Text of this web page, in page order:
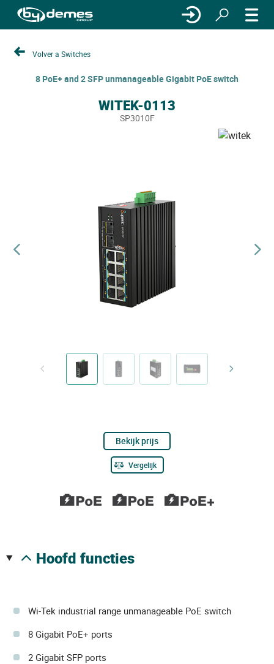
Volver a Switches
8 PoE+ and 2 SFP unmanageable Gigabit PoE switch
WITEK-0113
SP3010F
Bekijk prijs
Vergelijk
hoofd functies
Wi-Tek industrial range unmanageable PoE switch
8 Gigabit PoE+ ports
2 Gigabit SFP ports